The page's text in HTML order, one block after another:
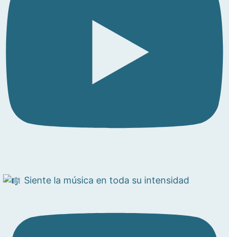
Siente la música en toda su intensidad